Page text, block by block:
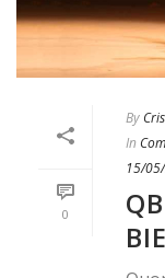
0
By
In
15/